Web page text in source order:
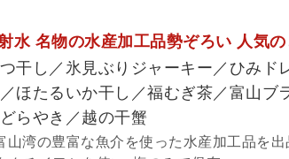
水 名物の水産加工品勢ぞろい 人気
干し／氷見ぶりジャーキー／ひみド
ほたるいか干し／福むぎ茶／富山ブ
らやき／越の干蟹
山湾の豊富な魚介を使った水産加工品を出